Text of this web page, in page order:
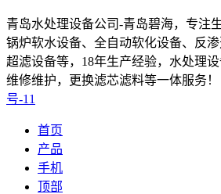
青岛水处理设备公司-青岛碧海，专注
锅炉软水设备、全自动软化设备、反渗
超滤设备等，18年生产经验，水处理设
维修维护，更换滤芯滤料等一体服务
号-11
首页
产品
手机
顶部